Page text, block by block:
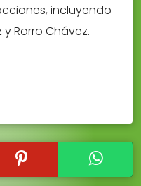
incluyendo
Rorro Chávez.